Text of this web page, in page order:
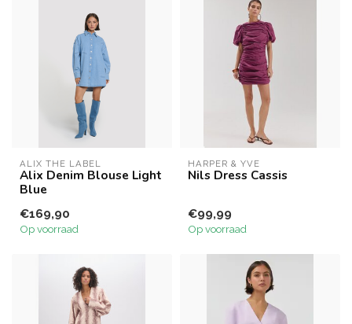
ALIX THE LABEL
Alix Denim Blouse Light
Blue
€169,90
Op voorraad
HARPER & YVE
Nils Dress Cassis
€99,99
Op voorraad